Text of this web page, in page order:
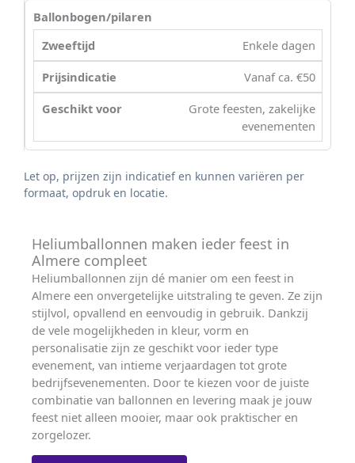
Ballonbogen/pilaren
Enkele dagen
Vanaf ca. €50
Grote feesten, zakelijke
evenementen
Let op, prijzen zijn indicatief en kunnen variëren per
formaat, opdruk en locatie.
Heliumballonnen maken ieder feest in
Almere compleet
Heliumballonnen zijn dé manier om een feest in
Almere een onvergetelijke uitstraling te geven. Ze zijn
stijlvol, opvallend en eenvoudig in gebruik. Dankzij
de vele mogelijkheden in kleur, vorm en
personalisatie zijn ze geschikt voor ieder type
evenement, van intieme verjaardagen tot grote
bedrijfsevenementen. Door te kiezen voor de juiste
combinatie van ballonnen en levering maak je jouw
feest niet alleen mooier, maar ook praktischer en
zorgelozer.